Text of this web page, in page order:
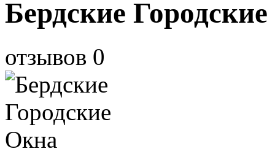
Бердские
отзывов 0